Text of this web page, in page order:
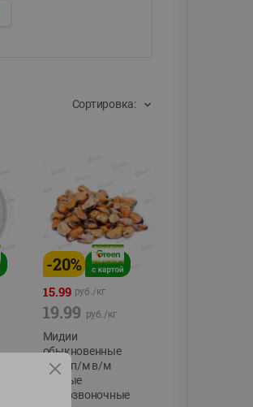
Сортировка:
-20%
15.99 руб./кг
19.99 руб./кг
Мидии
обыкновенные
мясо п/м в/м
водные
беспозвоночные